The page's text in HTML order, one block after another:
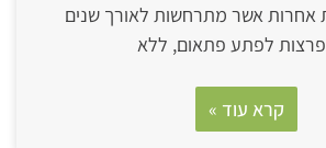
אחרות אשר מתרחשות לאורך שנים
לפתע פתאום, ללא
קרא עוד »